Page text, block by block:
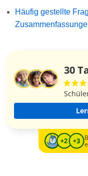
Häufig gestellte
30